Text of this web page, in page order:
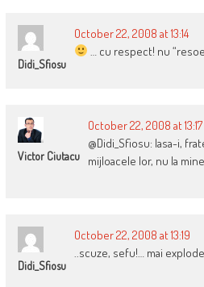
Didi_Sfiosu
October 22, 2008 at 13:14
… cu respect! nu
Victor Ciutacu
October 22, 2008 at 13:17
@Didi_Sfiosu: lasa-i,
mijloacele lor, nu la
Didi_Sfiosu
October 22, 2008 at 13:19
..scuze, sefu!… mai